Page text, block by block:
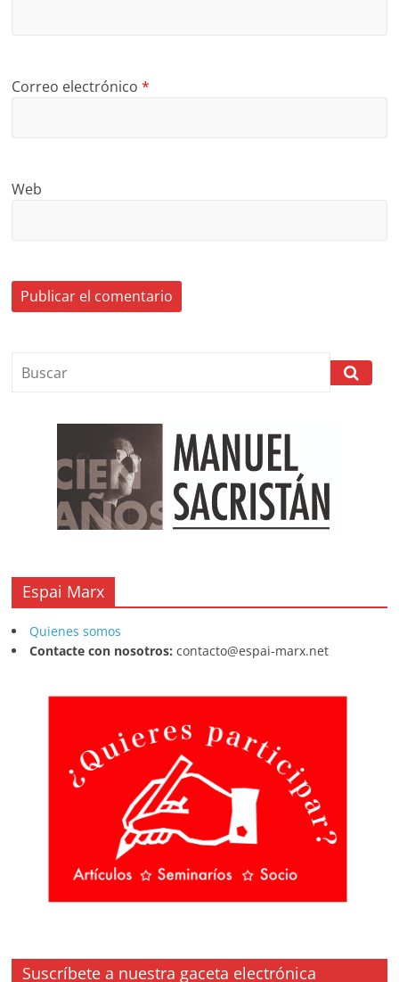
Correo electrónico*
Web
Espai Marx
Quienes somos
Contacte con nosotros: contacto@espai-marx.net
Suscríbete a nuestra gaceta electrónica